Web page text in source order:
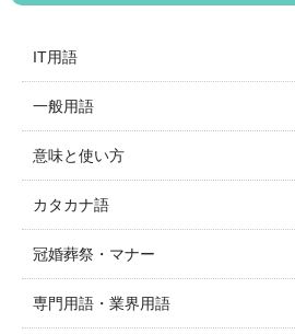
IT用語
一般用語
意味と使い方
カタカナ語
冠婚葬祭・マナー
専門用語・業界用語